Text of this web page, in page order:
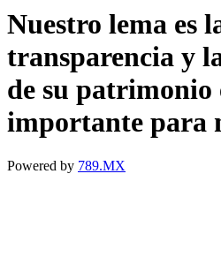
Nuestro lema es
transparencia y
de su patrimonio
importante para
Powered by 789.MX